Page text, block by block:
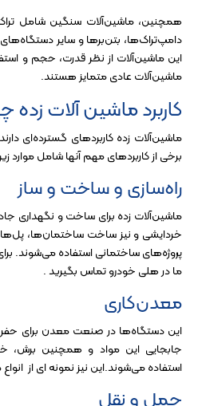
همچنین، ماشین‌آلات سنگین شامل
دامپ‌تراک‌ها، بتن‌بر‌ها و سایر
این ماشین‌آلات از نظر قدرت، حجم و
ماشین‌آلات عادی متمایز هستند.
کاربرد ماشین آلات
ماشین‌آلات زده کاربردهای گسترده‌ای
برخی از کاربردهای مهم آنها شامل موارد
راه‌سازی و ساخت و ساز
ماشین‌آلات زده برای ساخت و نگهداری
خردایشی و نیز ساخت ساختمان‌ها،
پروژه‌های ساختمانی استفاده می‌شوند.
ما در هلی خودرو تماس بگیرید .
معدن‌کاری
این دستگاه‌ها در صنعت معدن برای
جابجایی این مواد و همچنین
استفاده می‌شوند.این نیز نمونه ای از